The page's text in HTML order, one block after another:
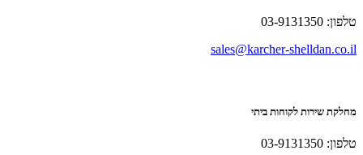
טלפון: 03-9131350
sales@karcher-shelldan.co.il
מחלקת שירות לקוחות ביתי
טלפון: 03-9131350